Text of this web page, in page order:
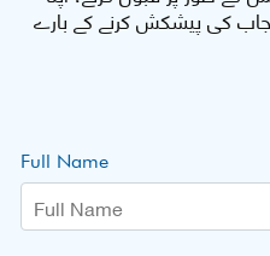
جاب کی پیشکش کرنے کے بارے
Full Name